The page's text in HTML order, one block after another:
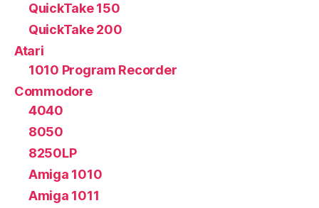
QuickTake 150
QuickTake 200
Atari
1010 Program Recorder
Commodore
4040
8050
8250LP
Amiga 1010
Amiga 1011